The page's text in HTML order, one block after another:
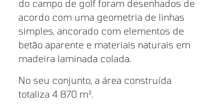
do campo de golf foram desenhados de
acordo com uma geometria de linhas
simples, ancorado com elementos de
betão aparente e materiais naturais em
madeira laminada colada.
No seu conjunto, a área construída
totaliza 4 870 m².